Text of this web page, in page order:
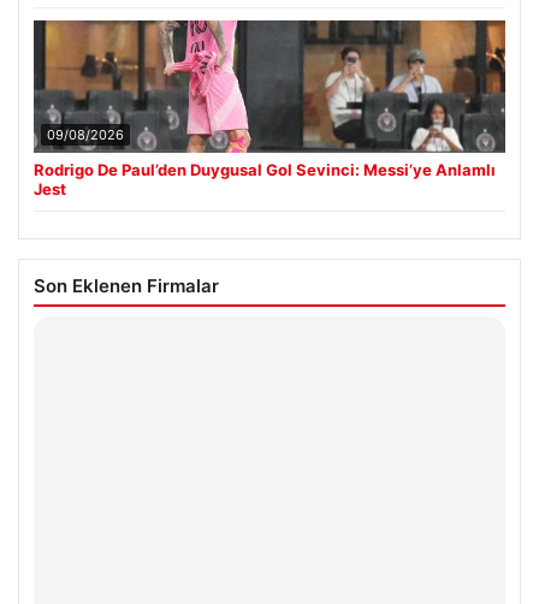
09/08/2026
Rodrigo De Paul’den Duygusal Gol Sevinci: Messi’ye Anlamlı
Jest
Son Eklenen Firmalar